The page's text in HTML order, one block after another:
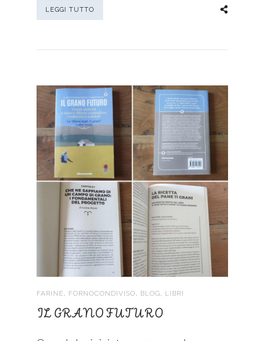
LEGGI TUTTO
FARINE FORNOCONDIVISO BLOG LIBRI
IL GRANO FUTURO